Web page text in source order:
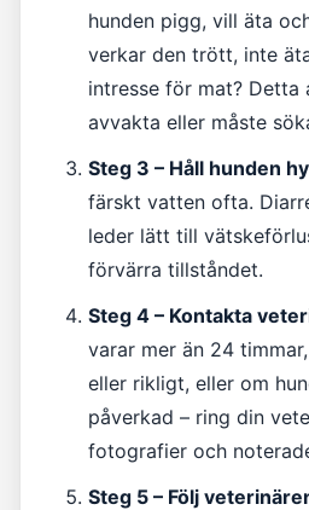
hunden pigg, vill äta
verkar den trött, inte
intresse för mat? Detta
avvakta eller måste
Steg 3 – Håll hunden
färskt vatten ofta.
leder lätt till
förvärra tillståndet.
Steg 4 – Kontakta
varar mer än 24
eller rikligt, eller om
påverkad – ring din
fotografier och
Steg 5 – Följ